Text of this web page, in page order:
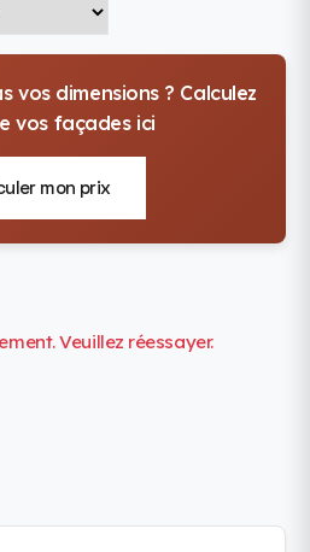
vos dimensions ? Calculez
vos façades ici
mon prix
Veuillez réessayer.